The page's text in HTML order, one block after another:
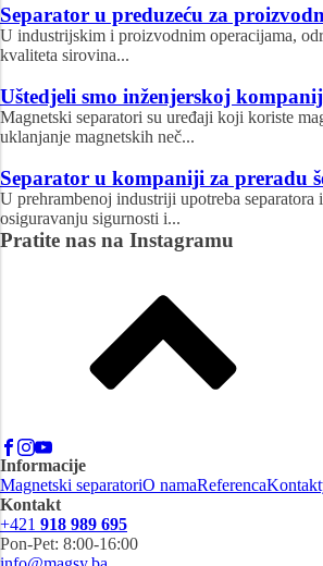
Separator u preduzeću za
U industrijskim i proizvodnim operacijama,
kvaliteta sirovina...
Uštedjeli smo inženjerskoj
Magnetski separatori su uređaji koji koriste
uklanjanje magnetskih neč...
Separator u kompaniji za preradu
U prehrambenoj industriji upotreba
osiguravanju sigurnosti i...
Pratite nas na Instagramu
Informacije
Magnetski separatoriO namaReferenca
Kontakt
+421 918 989 695
Pon-Pet: 8:00-16:00